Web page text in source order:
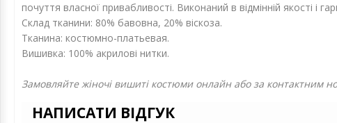
почуття власної привабливості. Виконаний в відмінній якості і
Склад тканини: 80% бавовна, 20% віскоза.
Тканина: костюмно-платьевая.
Вишивка: 100% акрилові нитки.
Замовляйте жіночі вишиті костюми онлайн або за контактним
НАПИСАТИ ВІДГУК